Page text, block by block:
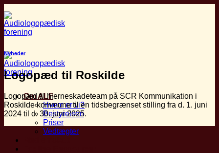
til
indhold
Om ALF
Hvem er vi?
Bestyrelsen
Priser
Vedtægter
Nyheder
Logopæd til Roskilde
Logopæd til hjerneskadeteam på SCR Kommunikation i
Roskilde kommune til en tidsbegrænset stilling fra d. 1. juni
2024 til d. 30. juni 2025.